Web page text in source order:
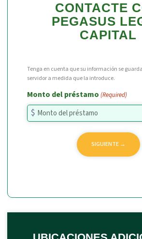
CONTACTE
PEGASUS
CAPITAL
Tenga en cuenta que su información se
servidor a medida que la introduce.
Monto del préstamo (Required)